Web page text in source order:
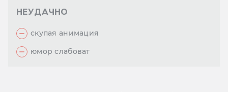
НЕУДАЧНО
скупая анимация
юмор слабоват